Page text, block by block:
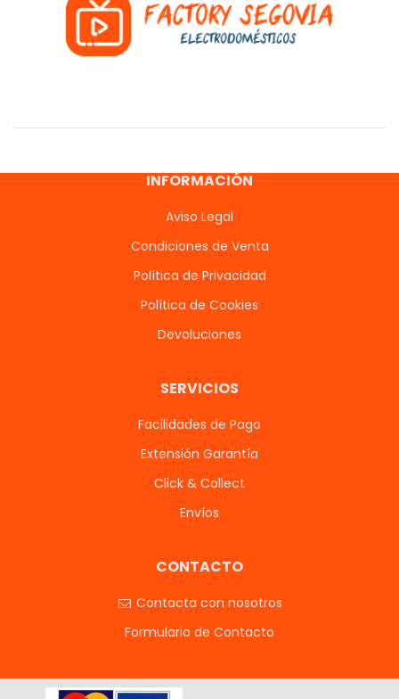
INFORMACIÓN
Aviso Legal
Condiciones de Venta
Política de Privacidad
Política de Cookies
Devoluciones
SERVICIOS
Facilidades de Pago
Extensión Garantía
Click & Collect
Envíos
CONTACTO
Contacta con nosotros
Formulario de Contacto